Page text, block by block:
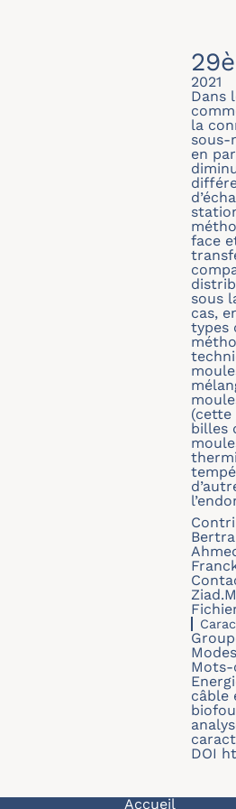
2021
Dans
la
sous-
en
face
sous
cas,
types
(cette
billes
Mots-
câble
DOI
Accueil